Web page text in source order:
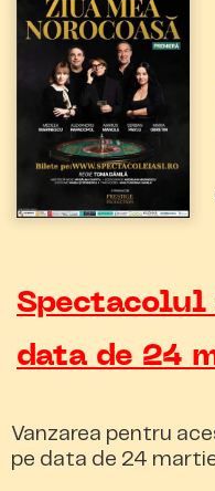
data de 24
Vanzarea pentru
pe data de 24